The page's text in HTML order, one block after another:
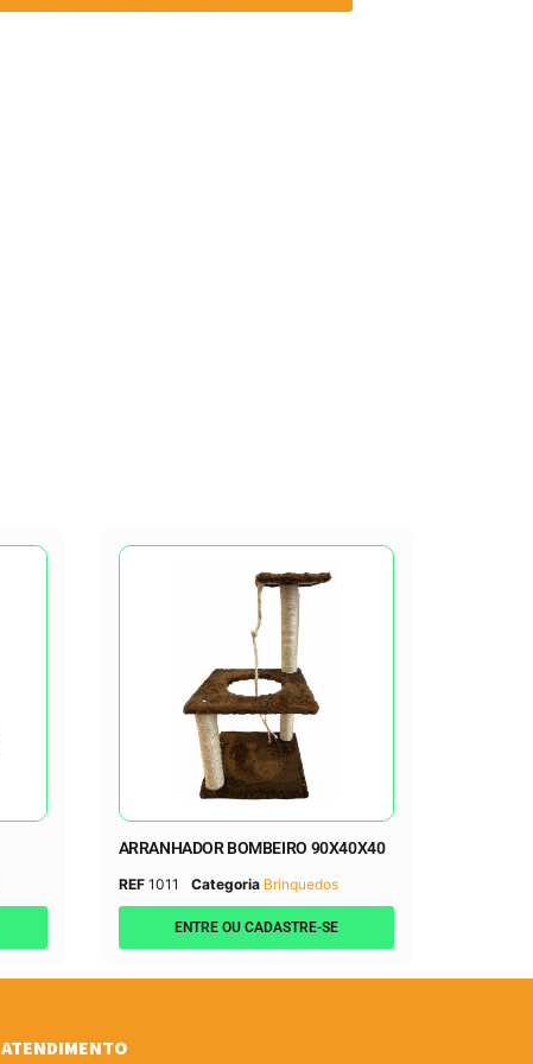
ARRANHADOR BOMBEIRO 90X40X40
REF 1011 Categoria Brinquedos
ENTRE OU CADASTRE-SE
ATENDIMENTO